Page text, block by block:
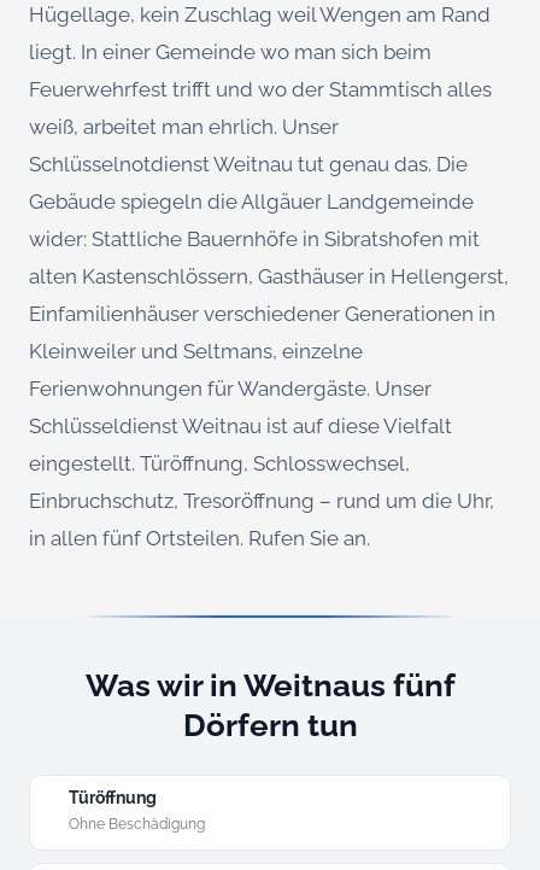
Hügellage, kein Zuschlag weil Wengen am Rand
liegt. In einer Gemeinde wo man sich beim
Feuerwehrfest trifft und wo der Stammtisch alles
weiß, arbeitet man ehrlich. Unser
Schlüsselnotdienst Weitnau tut genau das. Die
Gebäude spiegeln die Allgäuer Landgemeinde
wider: Stattliche Bauernhöfe in Sibratshofen mit
alten Kastenschlössern, Gasthäuser in Hellengerst,
Einfamilienhäuser verschiedener Generationen in
Kleinweiler und Seltmans, einzelne
Ferienwohnungen für Wandergäste. Unser
Schlüsseldienst Weitnau ist auf diese Vielfalt
eingestellt. Türöffnung, Schlosswechsel,
Einbruchschutz, Tresoröffnung – rund um die Uhr,
in allen fünf Ortsteilen. Rufen Sie an.
Was wir in Weitnaus fünf
Dörfern tun
Türöffnung
Ohne Beschädigung